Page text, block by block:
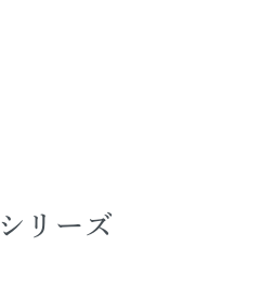
リーズ